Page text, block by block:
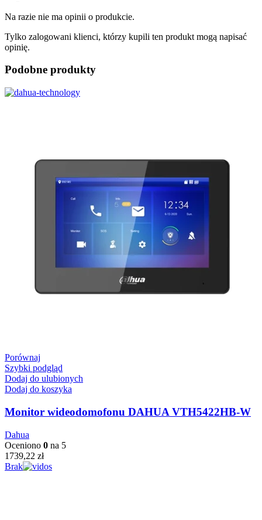
Na razie nie ma opinii o produkcie.
Tylko zalogowani klienci, którzy kupili ten produkt mogą napisać
opinię.
Podobne produkty
Porównaj
Szybki podgląd
Dodaj do ulubionych
Dodaj do koszyka
Monitor wideodomofonu DAHUA VTH5422HB-W
Dahua
Oceniono 0 na 5
1739,22 zł
Brak